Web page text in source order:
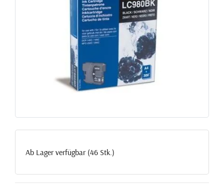
Ab Lager verfügbar (46 Stk.)